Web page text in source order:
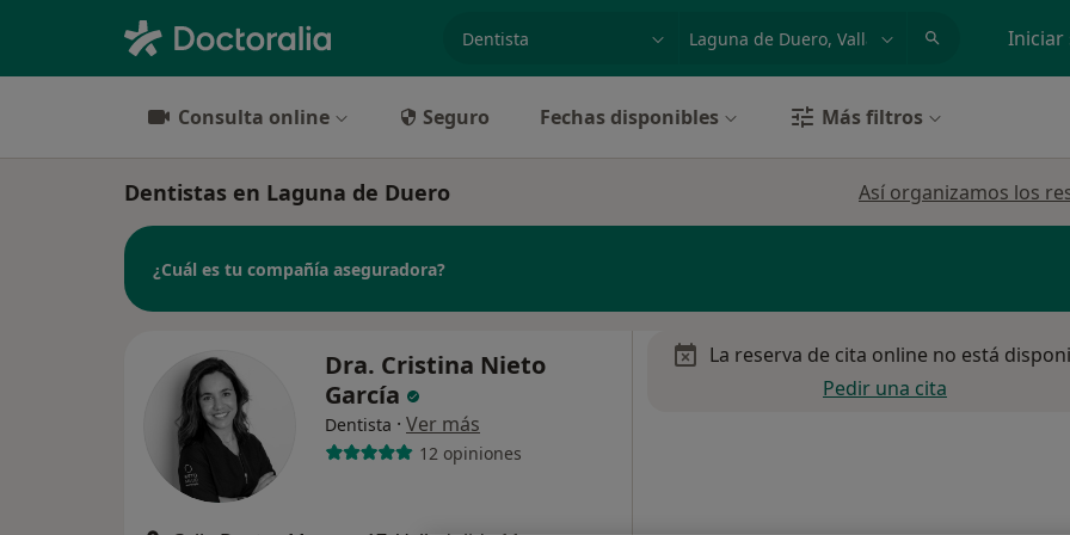
Iniciar
Consulta online Seguro Fechas disponibles Más filtros
Dentistas en Laguna de Duero Así organizamos los
¿Cuál es tu compañía aseguradora?
Dra. Cristina Nieto
García
Dentista · Ver más
12 opiniones
La reserva de cita online no está
Pedir una cita